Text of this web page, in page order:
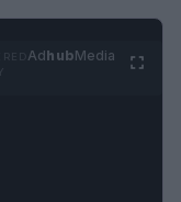
AdhubMedia